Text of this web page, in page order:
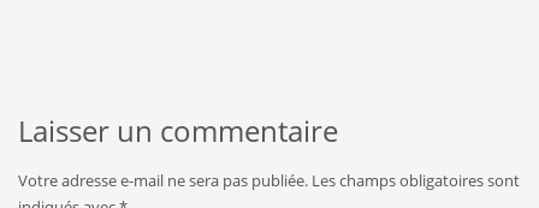
Laisser un commentaire
Votre adresse e-mail ne sera pas publiée. Les champs obligatoires sont